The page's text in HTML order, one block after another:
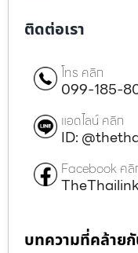
ติดต่อเรา
โทร คลิก
099-185-
แอดไลน์ คลิก
ID:
Facebook คลิ
บทความที่คล้าย